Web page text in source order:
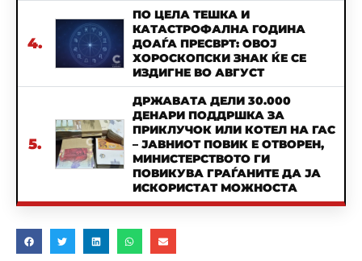
4.
ПО ЦЕЛА ТЕШКА И
КАТАСТРОФАЛНА ГОДИНА
ДОАЃА ПРЕСВРТ: ОВОЈ
ХОРОСКОПСКИ ЗНАК ЌЕ СЕ
ИЗДИГНЕ ВО АВГУСТ
5.
ДРЖАВАТА ДЕЛИ 30.000
ДЕНАРИ ПОДДРШКА ЗА
ПРИКЛУЧОК ИЛИ КОТЕЛ НА ГАС
– ЈАВНИОТ ПОВИК Е ОТВОРЕН,
МИНИСТЕРСТВОТО ГИ
ПОВИКУВА ГРАЃАНИТЕ ДА ЈА
ИСКОРИСТАТ МОЖНОСТА